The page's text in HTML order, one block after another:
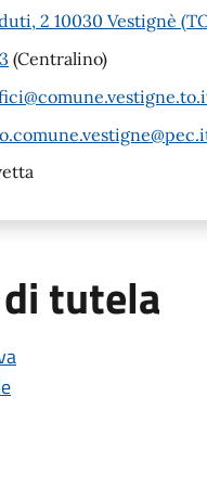
2 10030 Vestignè
(Centralino)
tutela